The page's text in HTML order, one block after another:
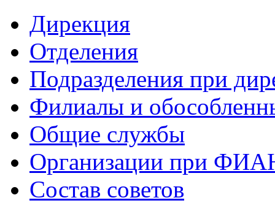
Дирекция
Отделения
Подразделения при
Филиалы и
Общие службы
Организации при
Состав советов